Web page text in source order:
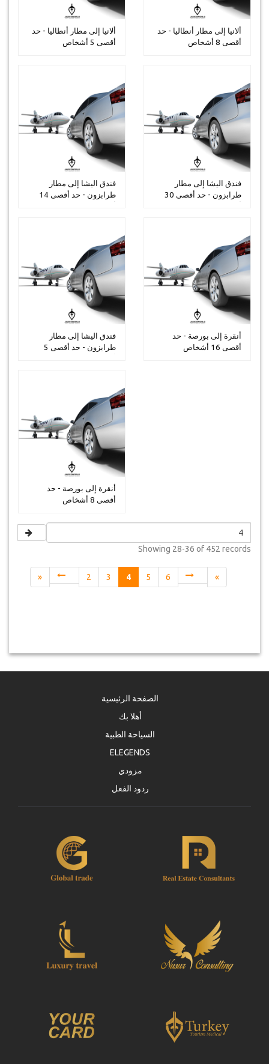
ألانيا إلى مطار أنطاليا - حد
أقصى 5 أشخاص
ألانيا إلى مطار أنطاليا - حد
أقصى 8 أشخاص
فندق اليشا إلى مطار
طرابزون - حد أقصى 14
فندق اليشا إلى مطار
طرابزون - حد أقصى 30
فندق اليشا إلى مطار
طرابزون - حد أقصى 5
أنقرة إلى بورصة - حد
أقصى 16 أشخاص
أنقرة إلى بورصة - حد
أقصى 8 أشخاص
Showing 28-36 of 452 records
« 2 3 4 5 6 »
الصفحة الرئيسية
أهلا بك
السياحة الطبية
ELEGENDS
مزودي
ردود الفعل